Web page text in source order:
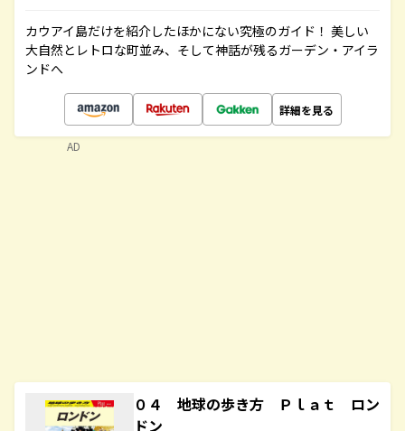
カウアイ島だけを紹介したほかにない究極のガイド！ 美しい
大自然とレトロな町並み、そして神話が残るガーデン・アイラ
ンドへ
詳細を見る
０４ 地球の歩き方 Ｐｌａｔ ロン
ドン
AD